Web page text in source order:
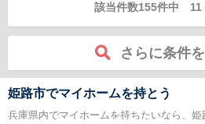
該当件数155件中 11
さらに条件
姫路市でマイホームを持とう